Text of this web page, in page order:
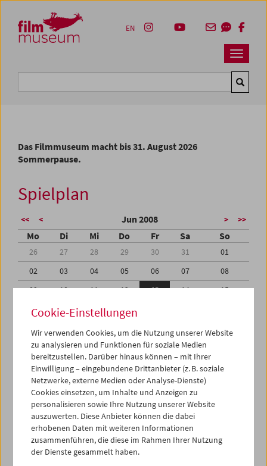
Zum Inhalt
Zum Hauptmenü
Zur Servicenavigation
Zum Suche
Navbar
EN
Das Filmmuseum macht bis 31. August 2026
Sommerpause.
Spielplan
<< < Jun 2008 > >>
Mo Di Mi Do Fr Sa So
26 27 28 29 30 31
01
02
03 04 05 06 07
08
09
10 11 12 13 14
15
16
17 18 19
23
25 27
29
30
01 02 03 04 05
iCalender
Programmheft-PDF
English language or subtitles
< Vorherige Woche
Cookie-Einstellungen
Wir verwenden Cookies, um die Nutzung unserer Website
zu analysieren und Funktionen für soziale Medien
bereitzustellen. Darüber hinaus können – mit Ihrer
Einwilligung – eingebundene Drittanbieter (z. B. soziale
Netzwerke, externe Medien oder Analyse-Dienste)
Cookies einsetzen, um Inhalte und Anzeigen zu
personalisieren sowie Ihre Nutzung unserer Website
auszuwerten. Diese Anbieter können die dabei
erhobenen Daten mit weiteren Informationen
zusammenführen, die diese im Rahmen Ihrer Nutzung
der Dienste gesammelt haben.